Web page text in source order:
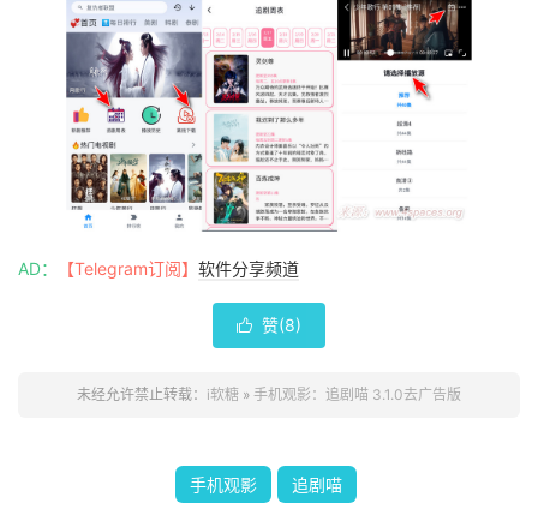
AD： 【Telegram订阅】 软件分享频道
 赞(8)
未经允许禁止转载： i软糖 » 手机观影：追剧喵 3.1.0去广告版
手机观影 追剧喵